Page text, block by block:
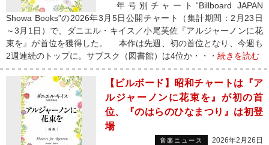
年号別チャート“Billboard JAPAN
Showa Books”の2026年3月5日公開チャート（集計期間：2月23日
～3月1日）で、ダニエル・キイス／小尾芙佐『アルジャーノンに花
束を』が首位を獲得した。 本作は先週、初の首位となり、今週も
2週連続のトップに。サブスク（図書館）は4位か・・・ 続きを読む
【ビルボード】昭和チャートは『ア
ルジャーノンに花束を』が初の首
位、『のはらのひなまつり』は初登
場
音楽ニュース 2026年2月26日